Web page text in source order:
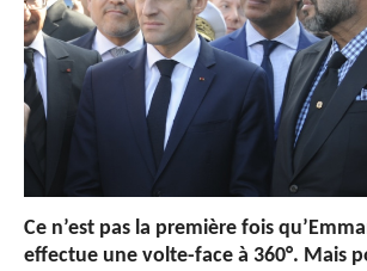
Ce n’est pas la première fois
effectue une volte-face à 360°. Mais